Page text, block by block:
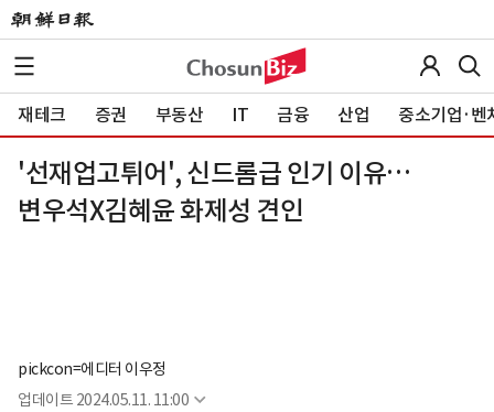
재테크 증권 부동산 IT 금융 산업 중소기업·벤
'선재업고튀어', 신드롬급 인기 이유…
변우석X김혜윤 화제성 견인
pickcon=에디터 이우정
업데이트 2024.05.11. 11:00